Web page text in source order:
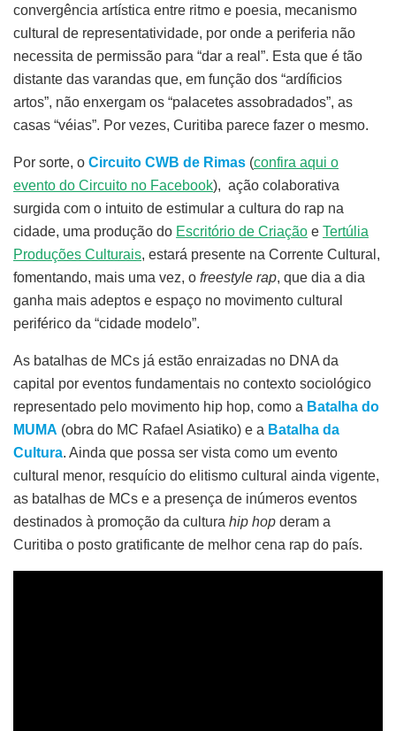
convergência artística entre ritmo e poesia, mecanismo
cultural de representatividade, por onde a periferia não
necessita de permissão para “dar a real”. Esta que é tão
distante das varandas que, em função dos “ardíficios
artos”, não enxergam os “palacetes assobradados”, as
casas “véias”. Por vezes, Curitiba parece fazer o mesmo.
Por sorte, o Circuito CWB de Rimas (confira aqui o
evento do Circuito no Facebook), ação colaborativa
surgida com o intuito de estimular a cultura do rap na
cidade, uma produção do Escritório de Criação e Tertúlia
Produções Culturais, estará presente na Corrente Cultural,
fomentando, mais uma vez, o freestyle rap, que dia a dia
ganha mais adeptos e espaço no movimento cultural
periférico da “cidade modelo”.
As batalhas de MCs já estão enraizadas no DNA da
capital por eventos fundamentais no contexto sociológico
representado pelo movimento hip hop, como a Batalha do
MUMA (obra do MC Rafael Asiatiko) e a Batalha da
Cultura. Ainda que possa ser vista como um evento
cultural menor, resquício do elitismo cultural ainda vigente,
as batalhas de MCs e a presença de inúmeros eventos
destinados à promoção da cultura hip hop deram a
Curitiba o posto gratificante de melhor cena rap do país.